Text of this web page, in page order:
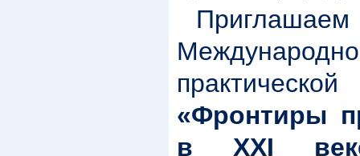
«Фронтиры
в XXI